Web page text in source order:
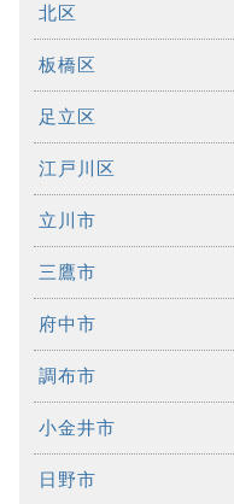
北区
板橋区
足立区
江戸川区
立川市
三鷹市
府中市
調布市
小金井市
日野市